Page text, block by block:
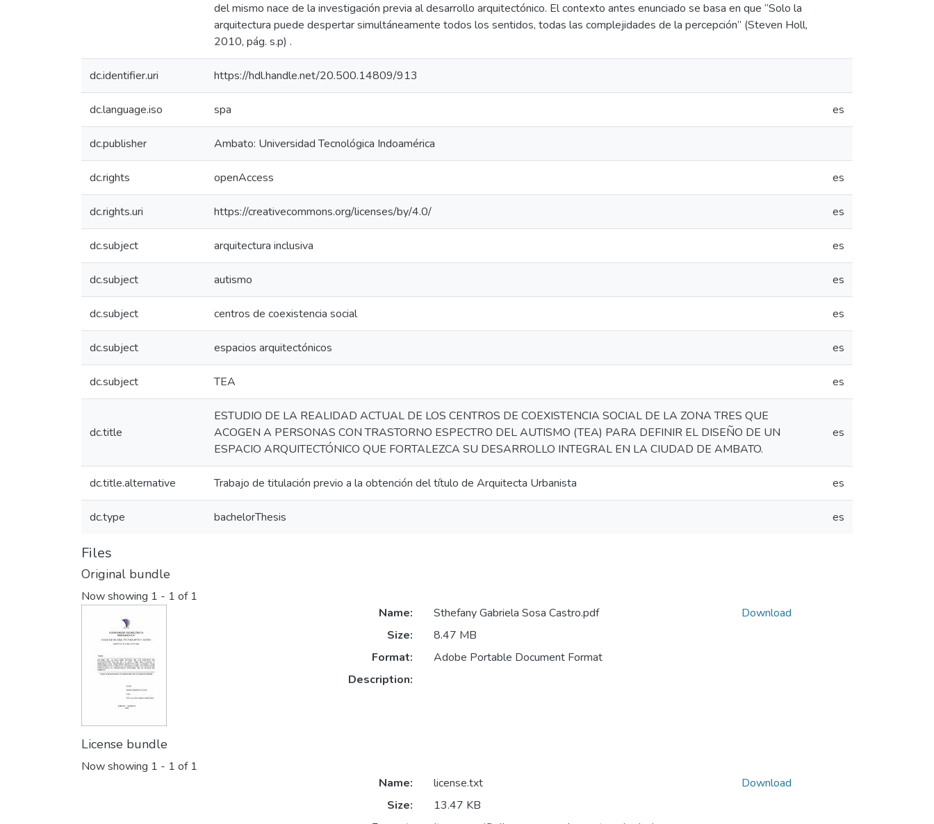
del mismo nace de la investigación previa al desarrollo arquitectónico. El contexto antes enunciado se basa en que “Solo la
arquitectura puede despertar simultáneamente todos los sentidos, todas las complejidades de la percepción” (Steven Holl,
2010, pág. s.p) .
dc.identifier.uri https://hdl.handle.net/20.500.14809/913
dc.language.iso spa es
dc.publisher Ambato: Universidad Tecnológica Indoamérica
dc.rights openAccess es
dc.rights.uri https://creativecommons.org/licenses/by/4.0/ es
dc.subject arquitectura inclusiva es
dc.subject autismo es
dc.subject centros de coexistencia social es
dc.subject espacios arquitectónicos es
dc.subject TEA es
dc.title
ESTUDIO DE LA REALIDAD ACTUAL DE LOS CENTROS DE COEXISTENCIA SOCIAL DE LA ZONA TRES QUE
ACOGEN A PERSONAS CON TRASTORNO ESPECTRO DEL AUTISMO (TEA) PARA DEFINIR EL DISEÑO DE UN
ESPACIO ARQUITECTÓNICO QUE FORTALEZCA SU DESARROLLO INTEGRAL EN LA CIUDAD DE AMBATO.
es
dc.title.alternative Trabajo de titulación previo a la obtención del título de Arquitecta Urbanista es
dc.type bachelorThesis es
Files
Original bundle
Now showing 1 - 1 of 1
Name:
Sthefany Gabriela Sosa Castro.pdf
Size:
8.47 MB
Format:
Adobe Portable Document Format
Description:
Download
License bundle
Now showing 1 - 1 of 1
Name:
license.txt
Size:
13.47 KB
Download